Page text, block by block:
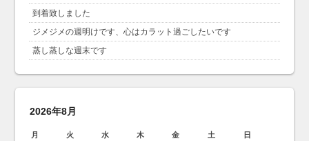
到着致しました
ジメジメの週明けです、心はカラット過ごしたいです
蒸し蒸しな週末です
2026年8月
月 火 水 木 金 土 日